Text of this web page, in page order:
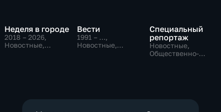
Неделя в городе
2018 – 2026,
Новостные,
Вести
1991 – …,
Новостные,
Специальный
репортаж
Новостные,
Общественно-